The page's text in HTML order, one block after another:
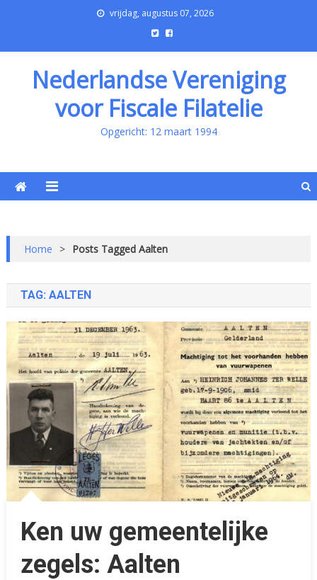
vrijdag, augustus 07, 2026
Nederlandse Vereniging
voor Fiscale Filatelie
Opgericht: 12 maart 1994
Home > Posts Tagged Aalten
TAG: AALTEN
Ken uw gemeentelijke
zegels: Aalten